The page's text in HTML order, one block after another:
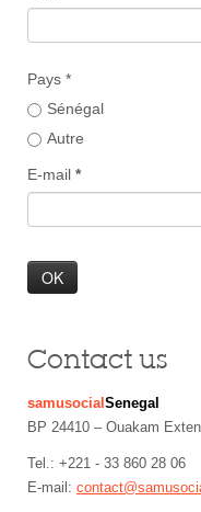
Pays *
Sénégal
Autre
E-mail *
Contact us
samusocial Senegal
BP 24410 – Ouakam
Tel.: +221 - 33 860 28 06
E-mail: